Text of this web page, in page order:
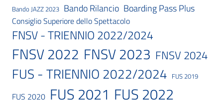
Bando JAZZ 2023 Bando Rilancio Boarding Pass Plus
Consiglio Superiore dello Spettacolo
FNSV - TRIENNIO 2022/2024
FNSV 2022 FNSV 2023 FNSV 2024
FUS - TRIENNIO 2022/2024 FUS 2019
FUS 2020 FUS 2021 FUS 2022